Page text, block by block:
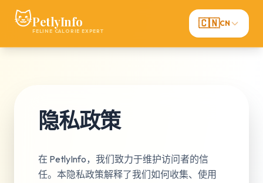
🐱PetlyInfo
FELINE CALORIE EXPERT
🇨🇳CN
隐私政策
在 PetlyInfo，我们致力于维护访问者的信
任。本隐私政策解释了我们如何收集、使用